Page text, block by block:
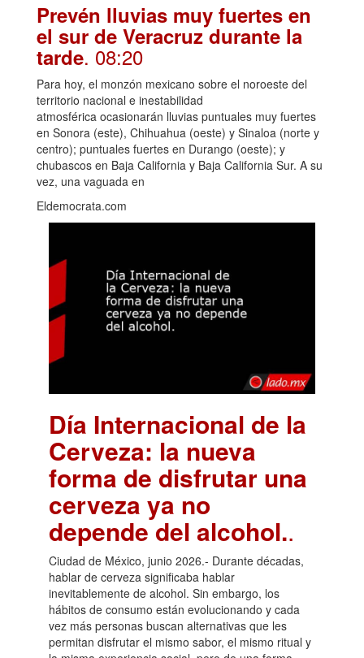
Prevén lluvias muy fuertes en
el sur de Veracruz durante la
tarde. 08:20
Para hoy, el monzón mexicano sobre el noroeste del
territorio nacional e inestabilidad
atmosférica ocasionarán lluvias puntuales muy fuertes
en Sonora (este), Chihuahua (oeste) y Sinaloa (norte y
centro); puntuales fuertes en Durango (oeste); y
chubascos en Baja California y Baja California Sur. A su
vez, una vaguada en
Eldemocrata.com
Día Internacional de la
Cerveza: la nueva
forma de disfrutar una
cerveza ya no
depende del alcohol..
Ciudad de México, junio 2026.- Durante décadas,
hablar de cerveza significaba hablar
inevitablemente de alcohol. Sin embargo, los
hábitos de consumo están evolucionando y cada
vez más personas buscan alternativas que les
permitan disfrutar el mismo sabor, el mismo ritual y